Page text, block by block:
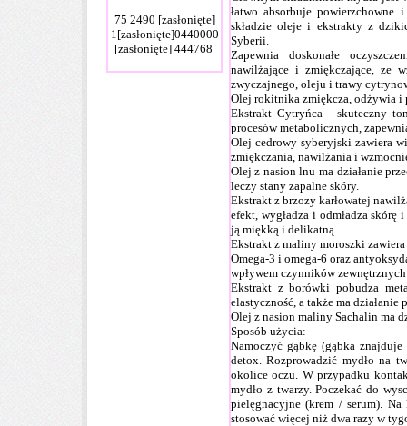
75 2490 [zasłonięte]
1[zasłonięte]0440000
[zasłonięte]444768
łatwo absorbuje powierzchowne
składzie oleje i ekstrakty z
Syberii.
Zapewnia doskonałe
nawilżające i zmiękczające, ze
zwyczajnego, oleju i trawy
Olej rokitnika zmiękcza, odżywia i
Ekstrakt Cytryńca - skuteczny
procesów metabolicznych,
Olej cedrowy syberyjski zawiera
zmiękczania, nawilżania i
Olej z nasion lnu ma działanie
leczy stany zapalne skóry.
Ekstrakt z brzozy karłowatej
efekt, wygładza i odmładza
ją miękką i delikatną.
Ekstrakt z maliny moroszki
Omega-3 i omega-6 oraz
wpływem czynników
Ekstrakt z borówki pobudza
elastyczność, a także ma
Olej z nasion maliny Sachalin ma
Sposób użycia:
Namoczyć gąbkę (gąbka
detox. Rozprowadzić mydło na
okolice oczu. W przypadku
mydło z twarzy. Poczekać do
pielęgnacyjne (krem / serum).
stosować więcej niż dwa razy w